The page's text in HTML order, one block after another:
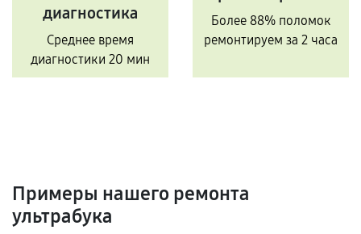
диагностика
Среднее время
диагностики 20 мин
Более 88% поломок
ремонтируем за 2 часа
Примеры нашего ремонта
ультрабука